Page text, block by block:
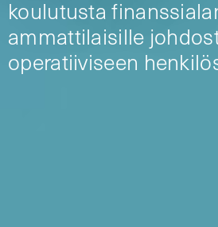
koulutusta
ammattilaisille
operatiiviseen